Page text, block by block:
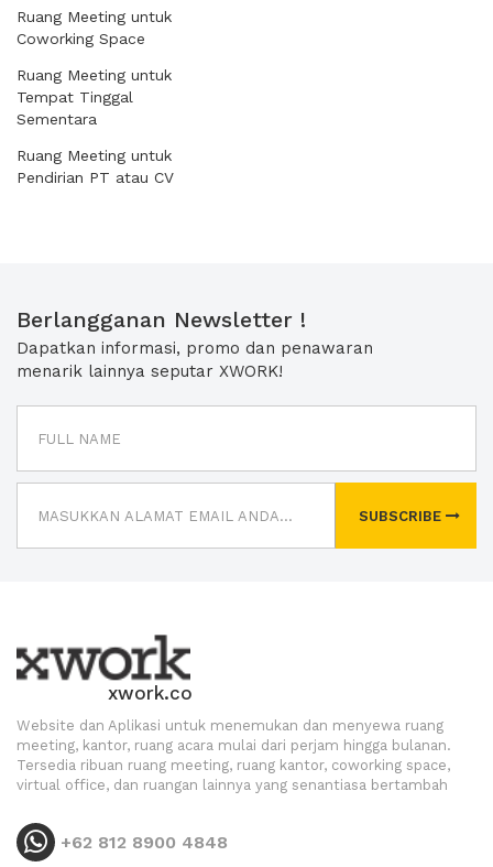
Ruang Meeting untuk
Coworking Space
Ruang Meeting untuk
Tempat Tinggal
Sementara
Ruang Meeting untuk
Pendirian PT atau CV
Berlangganan Newsletter !
Dapatkan informasi, promo dan penawaran
menarik lainnya seputar XWORK!
SUBSCRIBE
xwork.co
Website dan Aplikasi untuk menemukan dan menyewa ruang
meeting, kantor, ruang acara mulai dari perjam hingga bulanan.
Tersedia ribuan ruang meeting, ruang kantor, coworking space,
virtual office, dan ruangan lainnya yang senantiasa bertambah
+62 812 8900 4848